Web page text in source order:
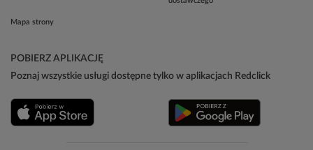
Mapa strony
POBIERZ APLIKACJĘ
Poznaj wszystkie usługi dostępne tylko w aplikacjach Redclick